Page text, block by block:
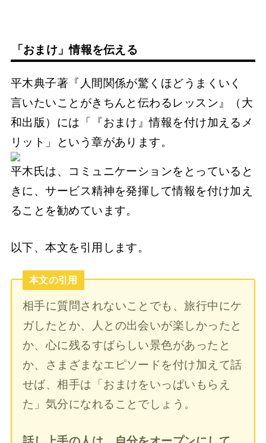
「おまけ」情報を伝える
平木典子著『人間関係が驚くほどうまくいく
言いたいことがきちんと伝わるレッスン』（大
和出版）には「『おまけ』情報を付け加えるメ
リット」という章があります。
平木氏は、コミュニケーションをとっていると
きに、サービス精神を発揮して情報を付け加え
ることを勧めています。
以下、本文を引用します。
本文の引用
相手に質問されないことでも、旅行中にケ
ガしたとか、人との出会いが楽しかったと
か、心に残るすばらしい景色があったと
か、さまざまなエピソードを付け加えて話
せば、相手は「おまけをいっぱいもらえ
た」気分になれることでしょう。